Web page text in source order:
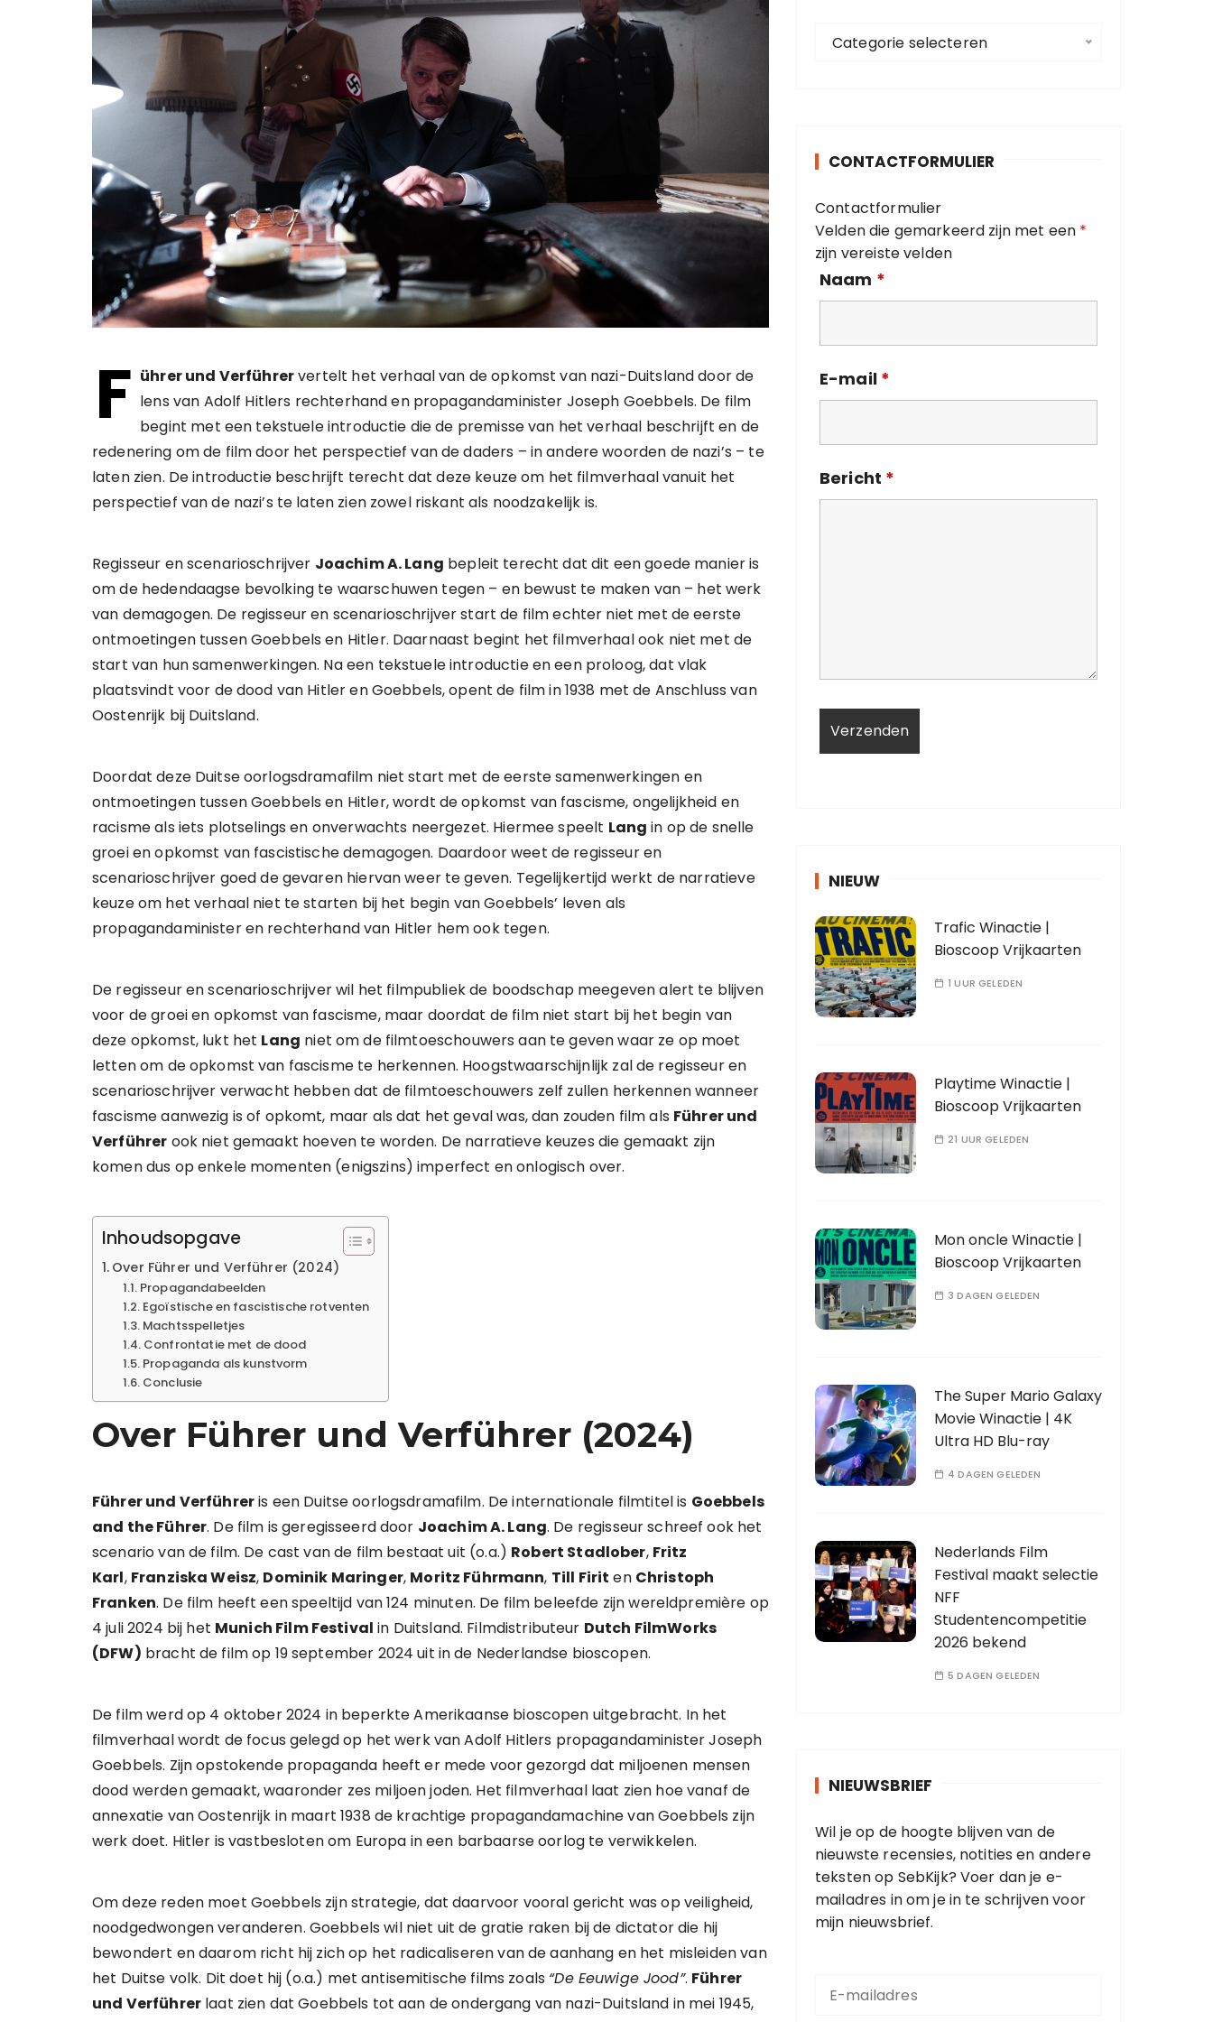
F ührer und Verführervertelt het verhaal van de opkomst van nazi-Duitsland door de
lens van Adolf Hitlers rechterhand en propagandaminister Joseph Goebbels. De film
begint met een tekstuele introductie die de premisse van het verhaal beschrijft en de
redenering om de film door het perspectief van de daders – in andere woorden de nazi’s – te
laten zien. De introductie beschrijft terecht dat deze keuze om het filmverhaal vanuit het
perspectief van de nazi’s te laten zien zowel riskant als noodzakelijk is.
Regisseur en scenarioschrijver Joachim A. Lang bepleit terecht dat dit een goede manier is
om de hedendaagse bevolking te waarschuwen tegen – en bewust te maken van – het werk
van demagogen. De regisseur en scenarioschrijver start de film echter niet met de eerste
ontmoetingen tussen Goebbels en Hitler. Daarnaast begint het filmverhaal ook niet met de
start van hun samenwerkingen. Na een tekstuele introductie en een proloog, dat vlak
plaatsvindt voor de dood van Hitler en Goebbels, opent de film in 1938 met de Anschluss van
Oostenrijk bij Duitsland.
Doordat deze Duitse oorlogsdramafilm niet start met de eerste samenwerkingen en
ontmoetingen tussen Goebbels en Hitler, wordt de opkomst van fascisme, ongelijkheid en
racisme als iets plotselings en onverwachts neergezet. Hiermee speelt Lang in op de snelle
groei en opkomst van fascistische demagogen. Daardoor weet de regisseur en
scenarioschrijver goed de gevaren hiervan weer te geven. Tegelijkertijd werkt de narratieve
keuze om het verhaal niet te starten bij het begin van Goebbels’ leven als
propagandaminister en rechterhand van Hitler hem ook tegen.
De regisseur en scenarioschrijver wil het filmpubliek de boodschap meegeven alert te blijven
voor de groei en opkomst van fascisme, maar doordat de film niet start bij het begin van
deze opkomst, lukt het Lang niet om de filmtoeschouwers aan te geven waar ze op moet
letten om de opkomst van fascisme te herkennen. Hoogstwaarschijnlijk zal de regisseur en
scenarioschrijver verwacht hebben dat de filmtoeschouwers zelf zullen herkennen wanneer
fascisme aanwezig is of opkomt, maar als dat het geval was, dan zouden film als Führer und
Verführer ook niet gemaakt hoeven te worden. De narratieve keuzes die gemaakt zijn
komen dus op enkele momenten (enigszins) imperfect en onlogisch over.
Inhoudsopgave
Over Führer und Verführer (2024)
Propagandabeelden
Egoïstische en fascistische rotventen
Machtsspelletjes
Confrontatie met de dood
Propaganda als kunstvorm
Conclusie
Over Führer und Verführer (2024)
Führer und Verführeris een Duitse oorlogsdramafilm. De internationale filmtitel is Goebbels
and the Führer. De film is geregisseerd door Joachim A. Lang. De regisseur schreef ook het
scenario van de film. De cast van de film bestaat uit (o.a.) Robert Stadlober, Fritz
Karl, Franziska Weisz, Dominik Maringer, Moritz Führmann, Till Firit en Christoph
Franken. De film heeft een speeltijd van 124 minuten. De film beleefde zijn wereldpremière op
4 juli 2024 bij het Munich Film Festival in Duitsland. Filmdistributeur Dutch FilmWorks
(DFW) bracht de film op 19 september 2024 uit in de Nederlandse bioscopen.
De film werd op 4 oktober 2024 in beperkte Amerikaanse bioscopen uitgebracht. In het
filmverhaal wordt de focus gelegd op het werk van Adolf Hitlers propagandaminister Joseph
Goebbels. Zijn opstokende propaganda heeft er mede voor gezorgd dat miljoenen mensen
dood werden gemaakt, waaronder zes miljoen joden. Het filmverhaal laat zien hoe vanaf de
annexatie van Oostenrijk in maart 1938 de krachtige propagandamachine van Goebbels zijn
werk doet. Hitler is vastbesloten om Europa in een barbaarse oorlog te verwikkelen.
Om deze reden moet Goebbels zijn strategie, dat daarvoor vooral gericht was op veiligheid,
noodgedwongen veranderen. Goebbels wil niet uit de gratie raken bij de dictator die hij
bewondert en daarom richt hij zich op het radicaliseren van de aanhang en het misleiden van
het Duitse volk. Dit doet hij (o.a.) met antisemitische films zoals “De Eeuwige Jood”. Führer
und Verführerlaat zien dat Goebbels tot aan de ondergang van nazi-Duitsland in mei 1945,
r
e
ë
n
Categorie selecteren
CONTACTFORMULIER
Contactformulier
Velden die gemarkeerd zijn met een *
zijn vereiste velden
Naam *
E-mail *
Bericht *
NIEUW
Trafic Winactie |
Bioscoop Vrijkaarten
1 UUR GELEDEN
Playtime Winactie |
Bioscoop Vrijkaarten
21 UUR GELEDEN
Mon oncle Winactie |
Bioscoop Vrijkaarten
3 DAGEN GELEDEN
The Super Mario Galaxy
Movie Winactie | 4K
Ultra HD Blu-ray
4 DAGEN GELEDEN
Nederlands Film
Festival maakt selectie
NFF
Studentencompetitie
2026 bekend
5 DAGEN GELEDEN
NIEUWSBRIEF
Wil je op de hoogte blijven van de
nieuwste recensies, notities en andere
teksten op SebKijk? Voer dan je e-
mailadres in om je in te schrijven voor
mijn nieuwsbrief.